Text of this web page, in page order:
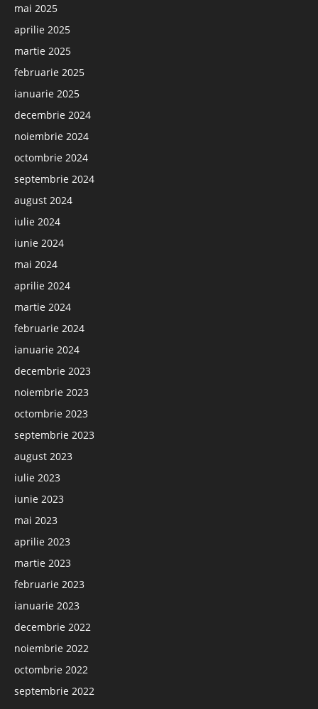
mai 2025
aprilie 2025
martie 2025
februarie 2025
ianuarie 2025
decembrie 2024
noiembrie 2024
octombrie 2024
septembrie 2024
august 2024
iulie 2024
iunie 2024
mai 2024
aprilie 2024
martie 2024
februarie 2024
ianuarie 2024
decembrie 2023
noiembrie 2023
octombrie 2023
septembrie 2023
august 2023
iulie 2023
iunie 2023
mai 2023
aprilie 2023
martie 2023
februarie 2023
ianuarie 2023
decembrie 2022
noiembrie 2022
octombrie 2022
septembrie 2022